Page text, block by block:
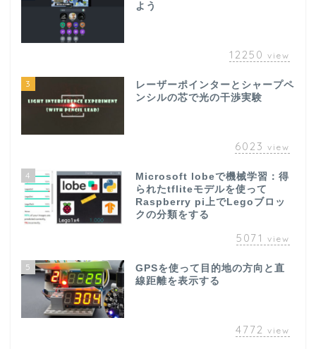
よう
12250 view
3
レーザーポインターとシャープペ
ンシルの芯で光の干渉実験
6023 view
4
Microsoft lobeで機械学習：得
られたtfliteモデルを使って
Raspberry pi上でLegoブロッ
クの分類をする
5071 view
5
GPSを使って目的地の方向と直
線距離を表示する
4772 view